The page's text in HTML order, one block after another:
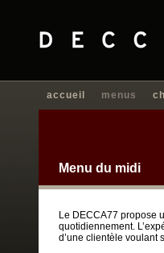
accueil menus
Menu du midi
Le DECCA77 propose
quotidiennement.
d’une clientèle voulant